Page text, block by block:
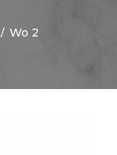
/ Wo 2